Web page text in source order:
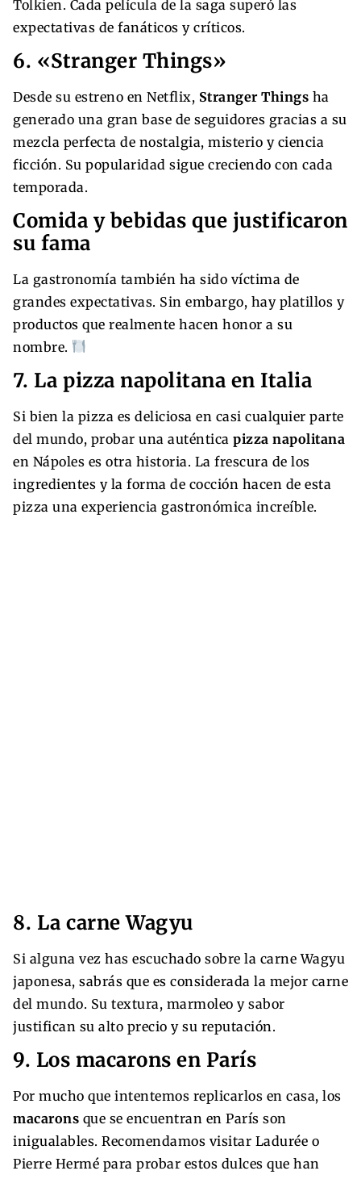
Tolkien. Cada película de la saga superó las
expectativas de fanáticos y críticos.
6. «Stranger Things»
Desde su estreno en Netflix, Stranger Things ha
generado una gran base de seguidores gracias a su
mezcla perfecta de nostalgia, misterio y ciencia
ficción. Su popularidad sigue creciendo con cada
temporada.
Comida y bebidas que justificaron
su fama
La gastronomía también ha sido víctima de
grandes expectativas. Sin embargo, hay platillos y
productos que realmente hacen honor a su
nombre.
7. La pizza napolitana en Italia
Si bien la pizza es deliciosa en casi cualquier parte
del mundo, probar una auténtica pizza napolitana
en Nápoles es otra historia. La frescura de los
ingredientes y la forma de cocción hacen de esta
pizza una experiencia gastronómica increíble.
8. La carne Wagyu
Si alguna vez has escuchado sobre la carne Wagyu
japonesa, sabrás que es considerada la mejor carne
del mundo. Su textura, marmoleo y sabor
justifican su alto precio y su reputación.
9. Los macarons en París
Por mucho que intentemos replicarlos en casa, los
macarons que se encuentran en París son
inigualables. Recomendamos visitar Ladurée o
Pierre Hermé para probar estos dulces que han